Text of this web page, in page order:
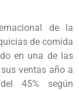
de la
de comida
en una de las
ventas año a
45% según